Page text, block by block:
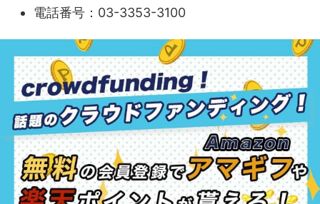
電話番号：03-3353-3100